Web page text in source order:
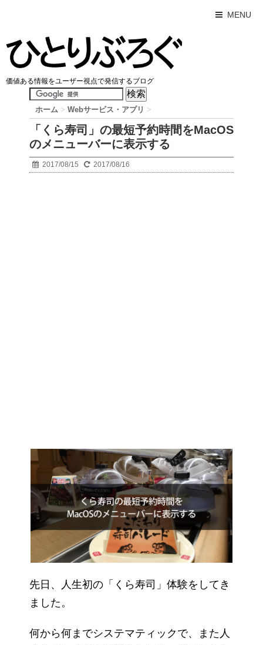
MENU
価値ある情報をユーザー視点で発信するブログ
ホーム > Webサービス・アプリ >
「くら寿司」の最短予約時間をMacOS
のメニューバーに表示する
2017/08/15 2017/08/16
先日、人生初の「くら寿司」体験をしてき
ました。
何から何までシステマティックで、また人